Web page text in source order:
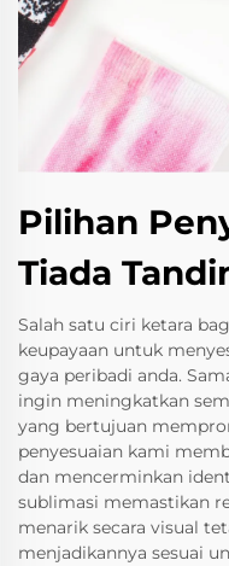
Pilihan
Tiada
Salah satu ciri ketara
keupayaan untuk
gaya peribadi anda.
ingin meningkatkan
yang bertujuan
penyesuaian kami
dan mencerminkan
sublimasi memastikan
menarik secara visual
menjadikannya sesuai